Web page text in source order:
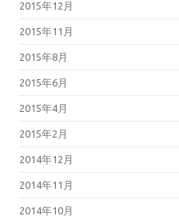
2015年12月
2015年11月
2015年8月
2015年6月
2015年4月
2015年2月
2014年12月
2014年11月
2014年10月